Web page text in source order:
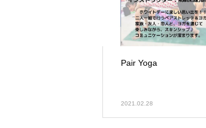
Pair Yoga
2021.02.28